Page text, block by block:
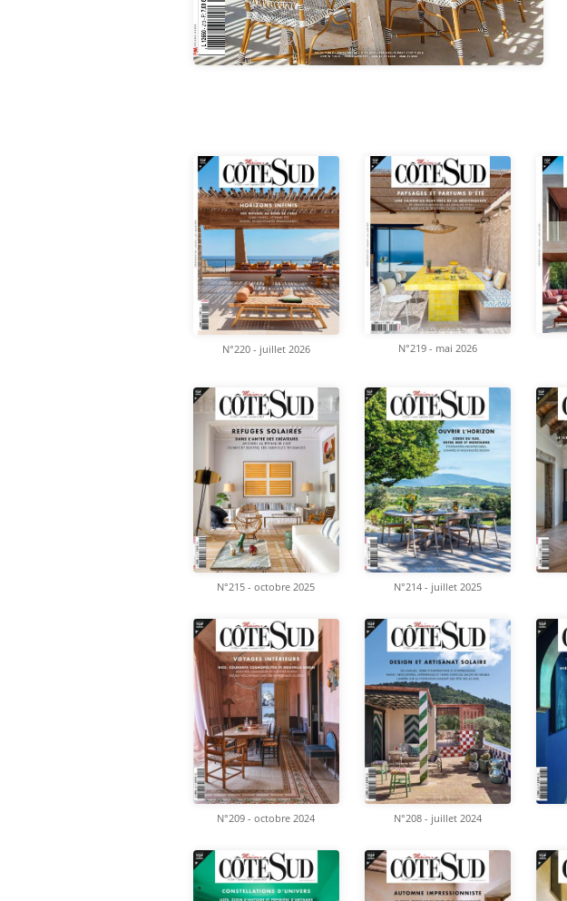
N°220 - juillet 2026 N°219 - mai 2026
N°215 - octobre 2025 N°214 - juillet 2025
N°209 - octobre 2024 N°208 - juillet 2024